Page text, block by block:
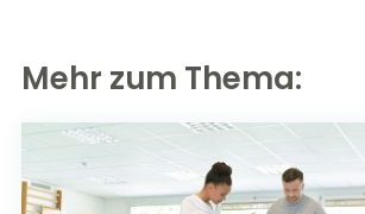
Mehr zum Thema: